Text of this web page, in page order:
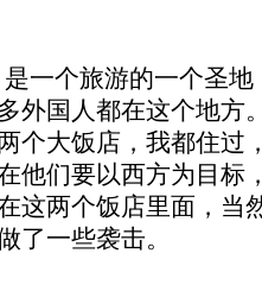
一个旅游的一个圣
外国人都在这个地方
个大饭店，我都住过
他们要以西方为目标
这两个饭店里面，当
了一些袭击。